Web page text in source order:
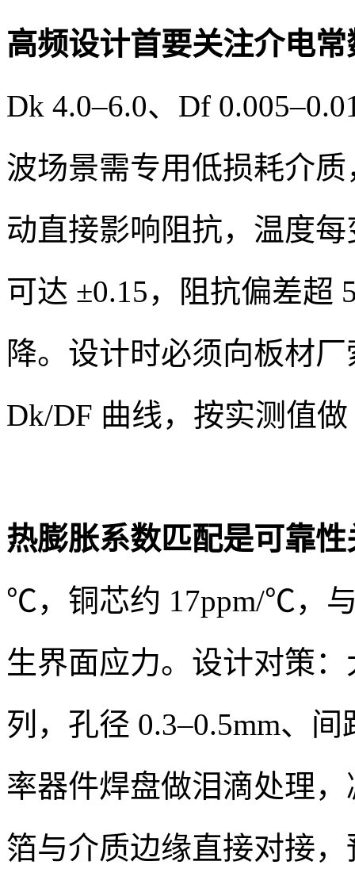
高频设计首要关注介电
Dk 4.0–6.0、Df
波场景需专用低损耗介
动直接影响阻抗，温度
可达 ±0.15，阻抗偏差超
降。设计时必须向板材
Dk/DF 曲线，按实测值
热膨胀系数匹配是可靠性
℃，铜芯约 17ppm/℃，
生界面应力。设计对策
列，孔径 0.3–0.5mm、
率器件焊盘做泪滴处理
箔与介质边缘直接对接